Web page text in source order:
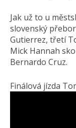
Jak už to u
slovenský
Gutierrez, třetí
Mick Hannah
Bernardo Cruz.
Finálová jízda